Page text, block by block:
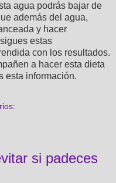
agua podrás bajar de
además del agua,
y hacer
estas
con los resultados.
a hacer esta dieta
esta información.
si padeces